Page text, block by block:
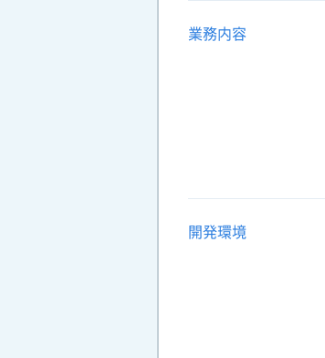
業務内容
開発環境